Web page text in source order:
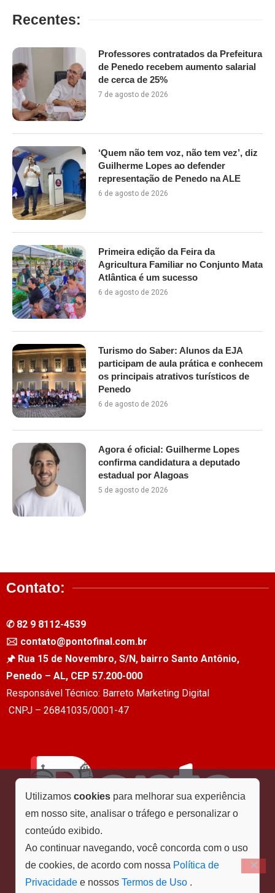
Recentes:
Professores contratados da Prefeitura
de Penedo recebem aumento salarial
de cerca de 25%
7 de agosto de 2026
‘Quem não tem voz, não tem vez’, diz
Guilherme Lopes ao defender
representação de Penedo na ALE
6 de agosto de 2026
Primeira edição da Feira da
Agricultura Familiar no Conjunto Mata
Atlântica é um sucesso
6 de agosto de 2026
Turismo do Saber: Alunos da EJA
participam de aula prática e conhecem
os principais atrativos turísticos de
Penedo
6 de agosto de 2026
Agora é oficial: Guilherme Lopes
confirma candidatura a deputado
estadual por Alagoas
5 de agosto de 2026
Utilizamos cookies para melhorar sua experiência
em nosso site, analisar o tráfego e personalizar o
conteúdo exibido.
Ao continuar navegando, você concorda com o uso
de cookies, de acordo com nossa Política de
Privacidade e nossos Termos de Uso .
Contato:
✆ 82 9 8112-4539
🖂 contato@pontofinal.com.br
🖈 Rua 15 de Novembro, S/N, bairro Santo Antônio,
Penedo – AL, CEP 57.200-000
Responsável Técnico: Barreto Marketing Digital
CNPJ – 26841035/0001-47